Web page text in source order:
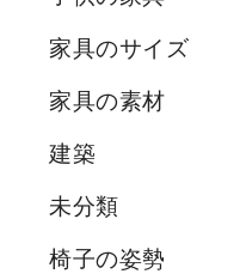
家具のサイズ
家具の素材
建築
未分類
椅子の姿勢